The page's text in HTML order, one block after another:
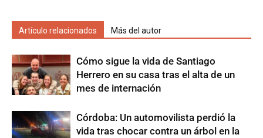
Artículo relacionados Más del autor
Cómo sigue la vida de Santiago
Herrero en su casa tras el alta de un
mes de internación
Córdoba: Un automovilista perdió la
vida tras chocar contra un árbol en la